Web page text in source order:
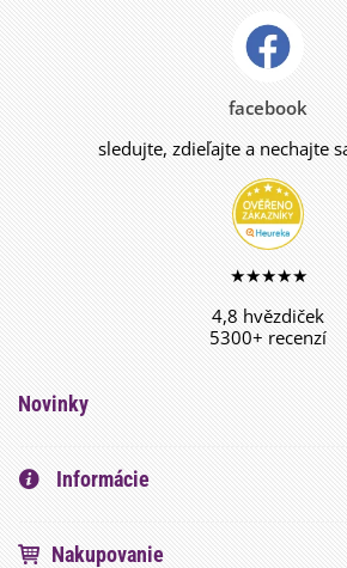
facebook
sledujte, zdieľajte a nechajte
★★★★★
4,8 hvězdiček
5300+ recenzí
Novinky
Informácie
Nakupovanie